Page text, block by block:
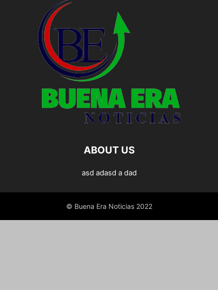
ABOUT US
asd adasd a dad
© Buena Era Noticias 2022